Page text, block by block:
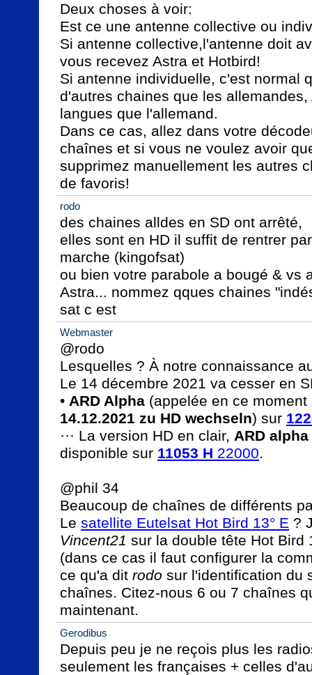
Deux choses à voir:
Est ce une antenne collective ou
Si antenne collective,l'antenne doit
vous recevez Astra et Hotbird!
Si antenne individuelle, c'est normal
d'autres chaines que les
langues que l'allemand.
Dans ce cas, allez dans votre
chaînes et si vous ne voulez avoir
supprimez manuellement les autres
de favoris!
rodo
des chaines alldes en SD ont arrêté,
elles sont en HD il suffit de rentrer
marche (kingofsat)
ou bien votre parabole a bougé & vs
Astra... nommez qques chaines
sat c est
Webmaster
@rodo
Lesquelles ? À notre connaissance
Le 14 décembre 2021 va cesser en
• ARD Alpha (appelée en ce moment
14.12.2021 zu HD wechseln) sur
··· La version HD en clair, ARD alpha
disponible sur 11053 H 22000.
@phil 34
Beaucoup de chaînes de différents
Le satellite Eutelsat Hot Bird 13° E
Vincent21 sur la double tête Hot Bird
(dans ce cas il faut configurer la
ce qu'a dit rodo sur l'identification du
chaînes. Citez-nous 6 ou 7 chaînes
maintenant.
Gerodibus
Depuis peu je ne reçois plus les
seulement les françaises + celles